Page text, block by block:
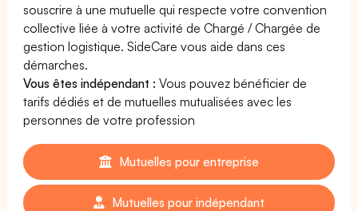
souscrire à une mutuelle qui respecte votre convention
collective liée à votre activité de Chargé / Chargée de
gestion logistique. SideCare vous aide dans ces
démarches.
Vous êtes indépendant : Vous pouvez bénéficier de
tarifs dédiés et de mutuelles mutualisées avec les
personnes de votre profession
Mutuelles pour entreprise
Mutuelles pour indépendant